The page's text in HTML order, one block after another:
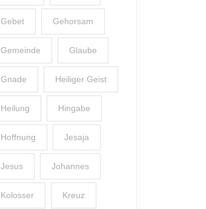
Gebet Gehorsam
Gemeinde Glaube
Gnade Heiliger Geist
Heilung Hingabe
Hoffnung Jesaja
Jesus Johannes
Kolosser Kreuz